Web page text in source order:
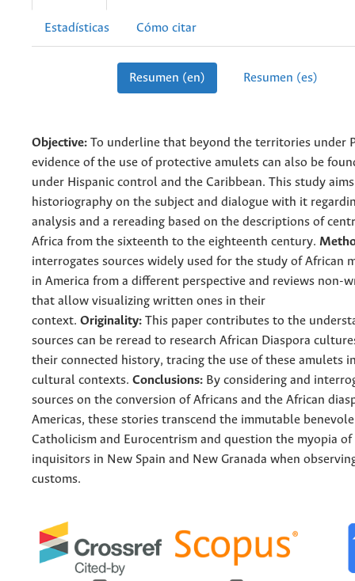
Estadísticas Cómo citar
Resumen (en) Resumen (es)
Objective: To underline that beyond the territories under
evidence of the use of protective amulets can also be
under Hispanic control and the Caribbean. This study
historiography on the subject and dialogue with it
analysis and a rereading based on the descriptions of
Africa from the sixteenth to the eighteenth century.
interrogates sources widely used for the study of African
in America from a different perspective and reviews non-
that allow visualizing written ones in their
context. Originality: This paper contributes to the
sources can be reread to research African Diaspora
their connected history, tracing the use of these amulets
cultural contexts. Conclusions: By considering and
sources on the conversion of Africans and the African
Americas, these stories transcend the immutable
Catholicism and Eurocentrism and question the myopia of
inquisitors in New Spain and New Granada when
customs.